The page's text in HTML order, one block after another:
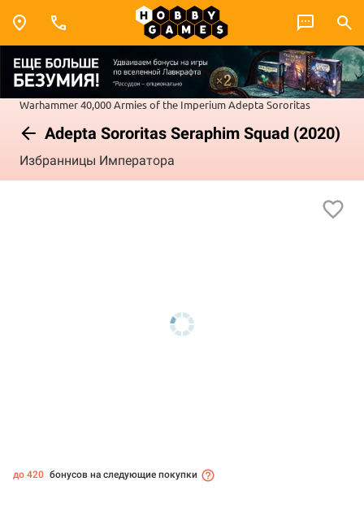
Warhammer 40,000Armies of the ImperiumAdepta Sororitas
Adepta Sororitas Seraphim Squad (2020)
Избранницы Императора
до 420 бонусов на следующие покупки